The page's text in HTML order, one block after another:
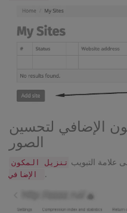
الإضافي لتحسين
الصور
علامة التبويب تنزيل المكون
.